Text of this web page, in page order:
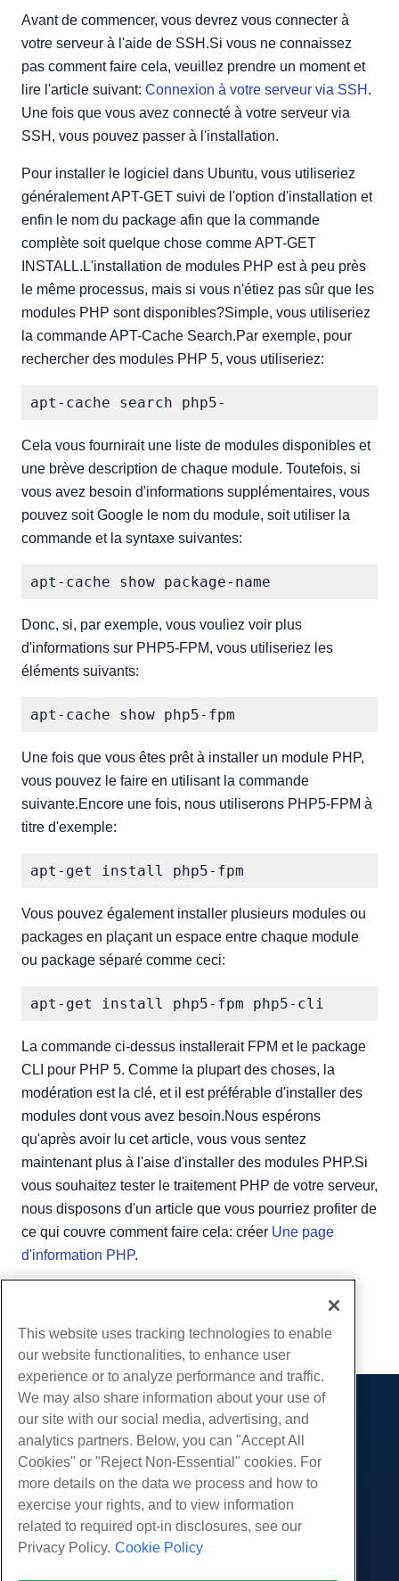
Avant de commencer, vous devrez vous connecter à
votre serveur à l'aide de SSH.Si vous ne connaissez
pas comment faire cela, veuillez prendre un moment et
lire l'article suivant: Connexion à votre serveur via SSH .
Une fois que vous avez connecté à votre serveur via
SSH, vous pouvez passer à l'installation.
Pour installer le logiciel dans Ubuntu, vous utiliseriez
généralement APT-GET suivi de l'option d'installation et
enfin le nom du package afin que la commande
complète soit quelque chose comme APT-GET
INSTALL.L'installation de modules PHP est à peu près
le même processus, mais si vous n'étiez pas sûr que les
modules PHP sont disponibles?Simple, vous utiliseriez
la commande APT-Cache Search.Par exemple, pour
rechercher des modules PHP 5, vous utiliseriez:
Cela vous fournirait une liste de modules disponibles et
une brève description de chaque module. Toutefois, si
vous avez besoin d'informations supplémentaires, vous
pouvez soit Google le nom du module, soit utiliser la
commande et la syntaxe suivantes:
Donc, si, par exemple, vous vouliez voir plus
d'informations sur PHP5-FPM, vous utiliseriez les
éléments suivants:
Une fois que vous êtes prêt à installer un module PHP,
vous pouvez le faire en utilisant la commande
suivante.Encore une fois, nous utiliserons PHP5-FPM à
titre d'exemple:
Vous pouvez également installer plusieurs modules ou
packages en plaçant un espace entre chaque module
ou package séparé comme ceci:
La commande ci-dessus installerait FPM et le package
CLI pour PHP 5. Comme la plupart des choses, la
modération est la clé, et il est préférable d'installer des
modules dont vous avez besoin.Nous espérons
qu'après avoir lu cet article, vous vous sentez
maintenant plus à l'aise d'installer des modules PHP.Si
vous souhaitez tester le traitement PHP de votre serveur,
nous disposons d'un article que vous pourriez profiter de
ce qui couvre comment faire cela: créer Une page
d'information PHP.
Copie URL
Des produits
Hébergement Web
Hébergement professionnel
Revendeur Hébergeur
Revendeur en marque blanche
Géré Linux VPS
Prestations de service
Migrations de sites Web
Communauté
Documentation produit
Tutoriels
Compagnie
À propos de nous
This website uses tracking technologies to enable
our website functionalities, to enhance user
experience or to analyze performance and traffic.
We may also share information about your use of
our site with our social media, advertising, and
analytics partners. Below, you can "Accept All
Cookies" or "Reject Non-Essential" cookies. For
more details on the data we process and how to
exercise your rights, and to view information
related to required opt-in disclosures, see our
Privacy Policy. Cookie Policy